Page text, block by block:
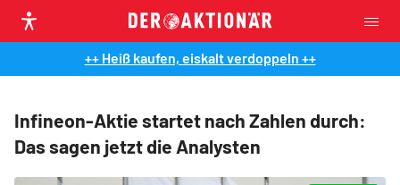
++ Heiß kaufen, eiskalt verdoppeln ++
Infineon-Aktie startet nach Zahlen durch:
Das sagen jetzt die Analysten